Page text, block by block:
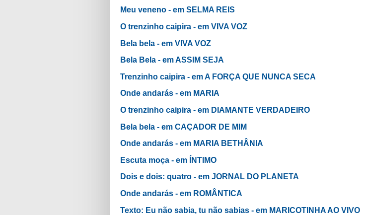
Meu veneno - em SELMA REIS
O trenzinho caipira - em VIVA VOZ
Bela bela - em VIVA VOZ
Bela Bela - em ASSIM SEJA
Trenzinho caipira - em A FORÇA QUE NUNCA SECA
Onde andarás - em MARIA
O trenzinho caipira - em DIAMANTE VERDADEIRO
Bela bela - em CAÇADOR DE MIM
Onde andarás - em MARIA BETHÂNIA
Escuta moça - em ÍNTIMO
Dois e dois: quatro - em JORNAL DO PLANETA
Onde andarás - em ROMÂNTICA
Texto: Eu não sabia, tu não sabias - em MARICOTINHA AO VIVO